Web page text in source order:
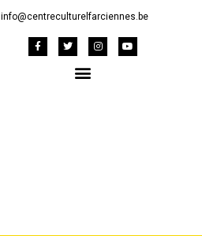
info@centreculturelfarciennes.be